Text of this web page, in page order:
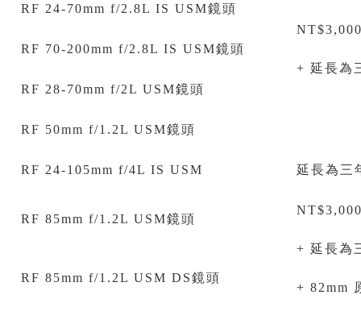
+ 延長為
RF 24-70mm f/2.8L IS USM鏡頭
RF 70-200mm f/2.8L IS USM鏡頭
RF 28-70mm f/2L USM鏡頭
RF 50mm f/1.2L USM鏡頭
RF 24-105mm f/4L IS USM 延長為三
RF 85mm f/1.2L USM鏡頭
+ 延長為
+ 82mm
RF 85mm f/1.2L USM DS鏡頭